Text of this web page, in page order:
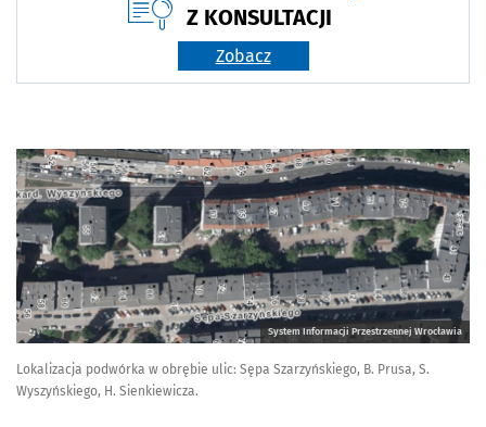
Z KONSULTACJI
Zobacz
System Informacji Przestrzennej Wrocławia
Lokalizacja podwórka w obrębie ulic: Sępa Szarzyńskiego, B. Prusa, S.
Wyszyńskiego, H. Sienkiewicza.